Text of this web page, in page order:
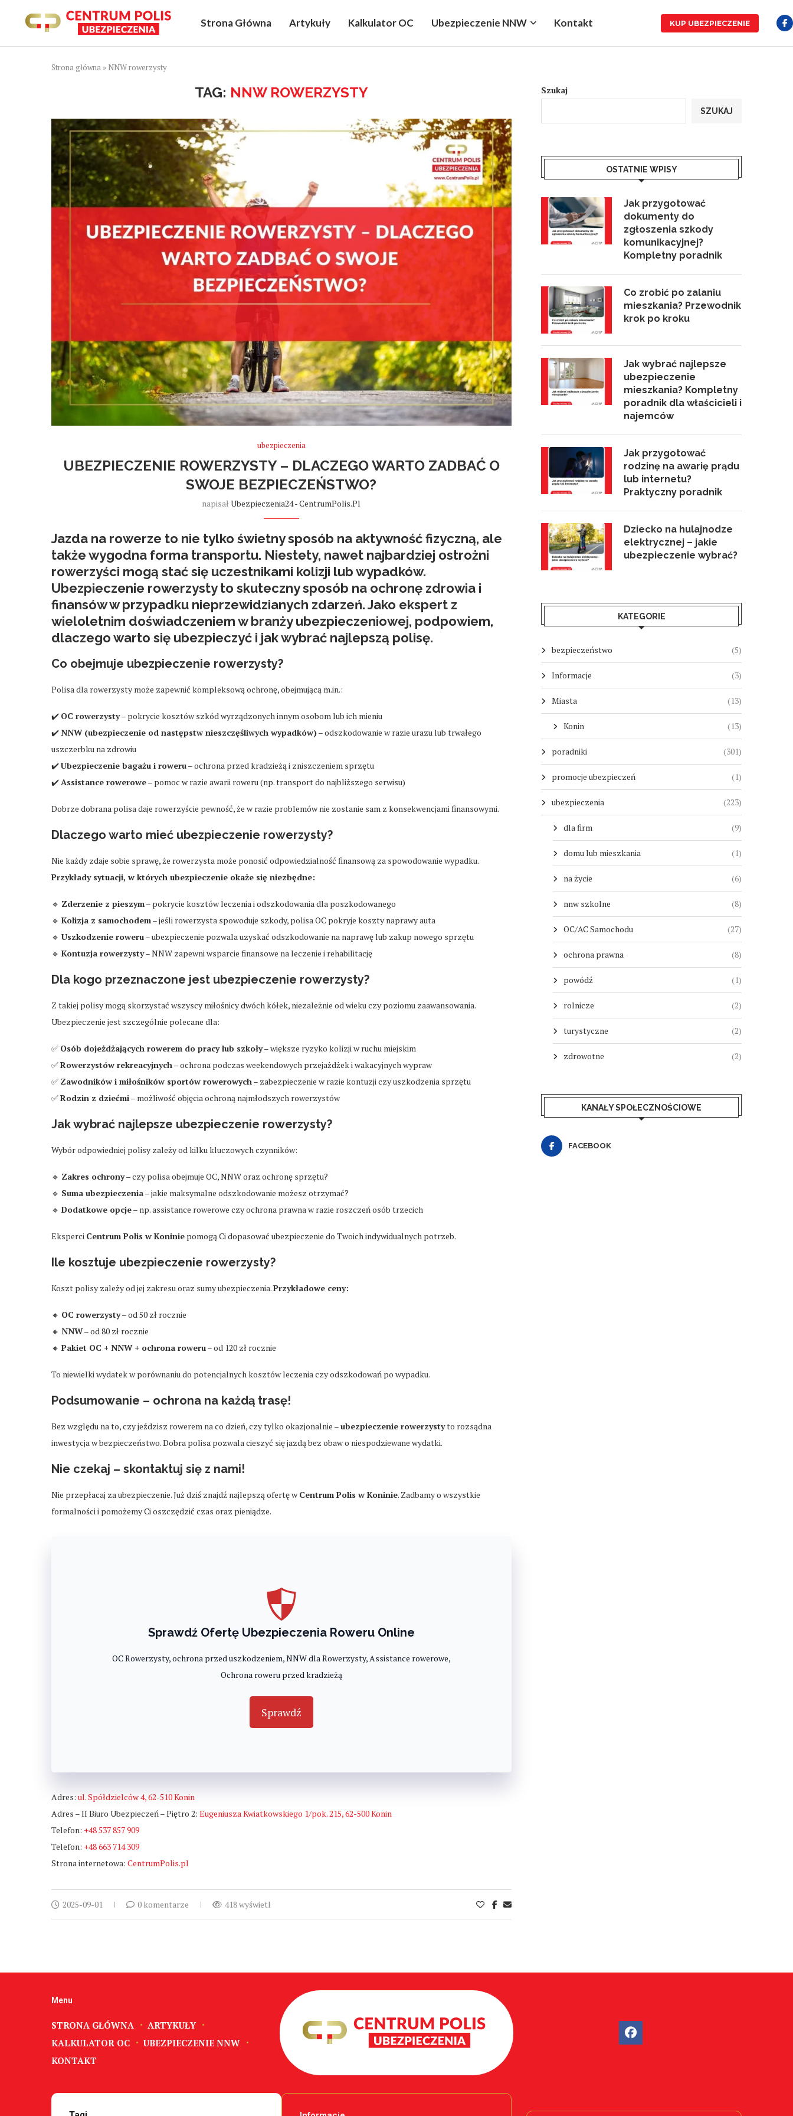
Strona Główna Artykuły Kalkulator OC Ubezpieczenie NNW Kontakt KUP UBEZPIECZENIE
Strona główna » NNW rowerzysty
TAG: NNW ROWERZYSTY
ubezpieczenia
UBEZPIECZENIE ROWERZYSTY – DLACZEGO WARTO ZADBAĆ O
SWOJE BEZPIECZEŃSTWO?
napisałUbezpieczenia24 - CentrumPolis.pl
Jazda na rowerze to nie tylko świetny sposób na aktywność fizyczną, ale
także wygodna forma transportu. Niestety, nawet najbardziej ostrożni
rowerzyści mogą stać się uczestnikami kolizji lub wypadków.
Ubezpieczenie rowerzystyto skuteczny sposób na ochronę zdrowia i
finansów w przypadku nieprzewidzianych zdarzeń. Jako ekspert z
wieloletnim doświadczeniem w branży ubezpieczeniowej, podpowiem,
dlaczego warto się ubezpieczyć i jak wybrać najlepszą polisę.
Co obejmuje ubezpieczenie rowerzysty?
Polisa dla rowerzysty może zapewnić kompleksową ochronę, obejmującą m.in.:
✔️ OC rowerzysty– pokrycie kosztów szkód wyrządzonych innym osobom lub ich mieniu
✔️NNW (ubezpieczenie od następstw nieszczęśliwych wypadków)– odszkodowanie w razie urazu lub trwałego
uszczerbku na zdrowiu
✔️Ubezpieczenie bagażu i roweru– ochrona przed kradzieżą i zniszczeniem sprzętu
✔️Assistance rowerowe– pomoc w razie awarii roweru (np. transport do najbliższego serwisu)
Dobrze dobrana polisa daje rowerzyście pewność, że w razie problemów nie zostanie sam z konsekwencjami finansowymi.
Dlaczego warto mieć ubezpieczenie rowerzysty?
Nie każdy zdaje sobie sprawę, że rowerzysta może ponosić odpowiedzialność finansową za spowodowanie wypadku.
Przykłady sytuacji, w których ubezpieczenie okaże się niezbędne:
🔹 Zderzenie z pieszym– pokrycie kosztów leczenia i odszkodowania dla poszkodowanego
🔹 Kolizja z samochodem– jeśli rowerzysta spowoduje szkody, polisa OC pokryje koszty naprawy auta
🔹 Uszkodzenie roweru– ubezpieczenie pozwala uzyskać odszkodowanie na naprawę lub zakup nowego sprzętu
🔹 Kontuzja rowerzysty– NNW zapewni wsparcie finansowe na leczenie i rehabilitację
Dla kogo przeznaczone jest ubezpieczenie rowerzysty?
Z takiej polisy mogą skorzystać wszyscy miłośnicy dwóch kółek, niezależnie od wieku czy poziomu zaawansowania.
Ubezpieczenie jest szczególnie polecane dla:
✅ Osób dojeżdżających rowerem do pracy lub szkoły– większe ryzyko kolizji w ruchu miejskim
✅Rowerzystów rekreacyjnych– ochrona podczas weekendowych przejażdżek i wakacyjnych wypraw
✅ Zawodników i miłośników sportów rowerowych– zabezpieczenie w razie kontuzji czy uszkodzenia sprzętu
✅Rodzin z dziećmi– możliwość objęcia ochroną najmłodszych rowerzystów
Jak wybrać najlepsze ubezpieczenie rowerzysty?
Wybór odpowiedniej polisy zależy od kilku kluczowych czynników:
🔹 Zakres ochrony– czy polisa obejmuje OC, NNW oraz ochronę sprzętu?
🔹 Suma ubezpieczenia– jakie maksymalne odszkodowanie możesz otrzymać?
🔹 Dodatkowe opcje– np. assistance rowerowe czy ochrona prawna w razie roszczeń osób trzecich
Eksperci Centrum Polis w Koninie pomogą Ci dopasować ubezpieczenie do Twoich indywidualnych potrzeb.
Ile kosztuje ubezpieczenie rowerzysty?
Koszt polisy zależy od jej zakresu oraz sumy ubezpieczenia.Przykładowe ceny:
🔸 OC rowerzysty– od 50 zł rocznie
🔸 NNW– od 80 zł rocznie
🔸 Pakiet OC + NNW + ochrona roweru– od 120 zł rocznie
To niewielki wydatek w porównaniu do potencjalnych kosztów leczenia czy odszkodowań po wypadku.
Podsumowanie – ochrona na każdą trasę!
Bez względu na to, czy jeździsz rowerem na co dzień, czy tylko okazjonalnie –ubezpieczenie rowerzystyto rozsądna
inwestycja w bezpieczeństwo. Dobra polisa pozwala cieszyć się jazdą bez obaw o niespodziewane wydatki.
Nie czekaj – skontaktuj się z nami!
Nie przepłacaj za ubezpieczenie. Już dziś znajdź najlepszą ofertę wCentrum Polis w Koninie. Zadbamy o wszystkie
formalności i pomożemy Ci oszczędzić czas oraz pieniądze.
Sprawdź Ofertę Ubezpieczenia Roweru Online
OC Rowerzysty, ochrona przed uszkodzeniem, NNW dla Rowerzysty, Assistance rowerowe,
Ochrona roweru przed kradzieżą
Sprawdź
Adres: ul. Spółdzielców 4, 62-510 Konin
Adres – II Biuro Ubezpieczeń – Piętro 2: Eugeniusza Kwiatkowskiego 1/pok. 215, 62-500 Konin
Telefon: +48 537 857 909
Telefon: +48 663 714 309
Strona internetowa: CentrumPolis.pl
2025-09-01 0 komentarze 418 wyświetl
Szukaj
SZUKAJ
OSTATNIE WPISY
Jak przygotować
dokumenty do
zgłoszenia szkody
komunikacyjnej?
Kompletny poradnik
Co zrobić po zalaniu
mieszkania? Przewodnik
krok po kroku
Jak wybrać najlepsze
ubezpieczenie
mieszkania? Kompletny
poradnik dla właścicieli i
najemców
Jak przygotować
rodzinę na awarię prądu
lub internetu?
Praktyczny poradnik
Dziecko na hulajnodze
elektrycznej – jakie
ubezpieczenie wybrać?
KATEGORIE
bezpieczeństwo (5)
Informacje (3)
Miasta (13)
Konin (13)
poradniki (301)
promocje ubezpieczeń (1)
ubezpieczenia (223)
dla firm (9)
domu lub mieszkania (1)
na życie (6)
nnw szkolne (8)
OC/AC Samochodu (27)
ochrona prawna (8)
powódź (1)
rolnicze (2)
turystyczne (2)
zdrowotne (2)
KANAŁY SPOŁECZNOŚCIOWE
FACEBOOK
Menu
STRONA GŁÓWNA
ARTYKUŁY
KALKULATOR OC
UBEZPIECZENIE NNW
KONTAKT